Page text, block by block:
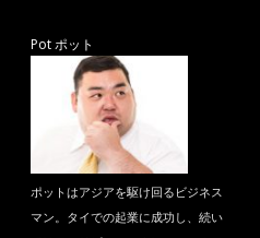
Pot ポット
ポットはアジアを駆け回るビジネス
マン。タイでの起業に成功し、続い